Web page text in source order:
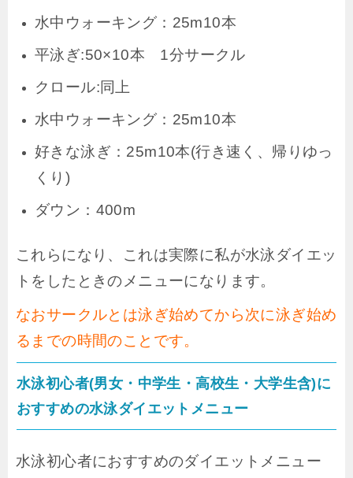
水中ウォーキング：25m10本
平泳ぎ:50×10本 1分サークル
クロール:同上
水中ウォーキング：25m10本
好きな泳ぎ：25m10本(行き速く、帰りゆっ
くり)
ダウン：400m
これらになり、これは実際に私が水泳ダイエッ
トをしたときのメニューになります。
なおサークルとは泳ぎ始めてから次に泳ぎ始め
るまでの時間のことです。
水泳初心者(男女・中学生・高校生・大学生含)に
おすすめの水泳ダイエットメニュー
水泳初心者におすすめのダイエットメニュー